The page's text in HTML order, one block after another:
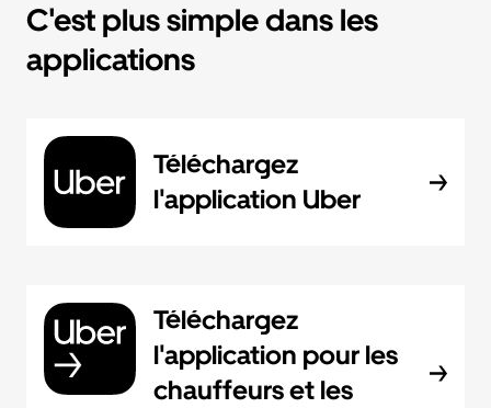
C'est plus simple dans les
applications
Téléchargez
l'application Uber
Téléchargez
l'application pour les
chauffeurs et les